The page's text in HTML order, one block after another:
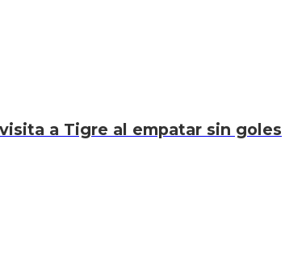
a Tigre al empatar sin goles